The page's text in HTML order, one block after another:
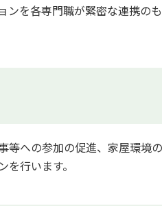
ンを各専門職が緊密な連携の
等への参加の促進、家屋環境
行います。